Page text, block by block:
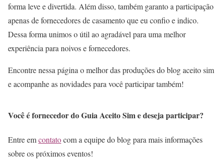
forma leve e divertida. Além disso, também garanto a participação
apenas de fornecedores de casamento que eu confio e indico.
Dessa forma unimos o útil ao agradável para uma melhor
experiência para noivos e fornecedores.
Encontre nessa página o melhor das produções do blog aceito sim
e acompanhe as novidades para você participar também!
Você é fornecedor do Guia Aceito Sim e deseja participar?
Entre emcontatocom a equipe do blog para mais informações
sobre os próximos eventos!